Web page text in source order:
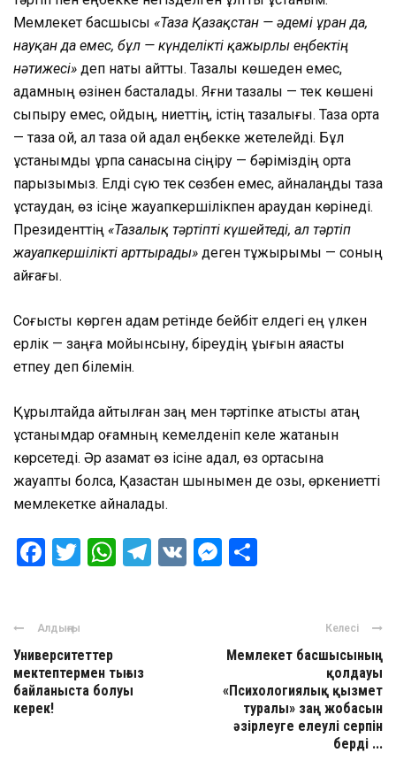
Мемлекет басшысы «Таза Қазақстан — әдемі ұран да,
науқан да емес, бұл — күнделікті қажырлы еңбектің
нәтижесі» деп нақты айтты. Тазалық көшеден емес,
адамның өзінен басталады. Яғни тазалық — тек көшені
сыпыру емес, ойдың, ниеттің, істің тазалығы. Таза орта
— таза ой, ал таза ой адал еңбекке жетелейді. Бұл
ұстанымды ұрпақ санасына сіңіру — бәріміздің ортақ
парызымыз. Елді сүю тек сөзбен емес, айналаңды таза
ұстаудан, өз ісіңе жауапкершілікпен қараудан көрінеді.
Президенттің «Тазалық тәртіпті күшейтеді, ал тәртіп
жауапкершілікті арттырады» деген тұжырымы — соның
айғағы.
Соғысты көрген адам ретінде бейбіт елдегі ең үлкен
ерлік — заңға мойынсыну, біреудің құқығын аяқасты
етпеу деп білемін.
Құрылтайда айтылған заң мен тәртіпке қатысты қатаң
ұстанымдар қоғамның кемелденіп келе жатқанын
көрсетеді. Әр азамат өз ісіне адал, өз ортасына
жауапты болса, Қазақстан шынымен де озық, өркениетті
мемлекетке айналады.
Facebook
Twitter
WhatsApp
Telegram
VK Messenger
Алдыңғы
Университеттер
мектептермен тығыз
байланыста болуы
керек!
Келесі
Мемлекет басшысының
қолдауы
«Психологиялық қызмет
туралы» заң жобасын
әзірлеуге елеулі серпін
берді ...